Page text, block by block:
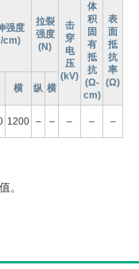
强度
cm)
拉裂
强度
(N)
击
穿
电
压
(kV)
体
积
固
有
抵
抗
(Ω-
cm)
表
面
抵
抗
率
(Ω)
横 纵 横
1200 – – – – –
。